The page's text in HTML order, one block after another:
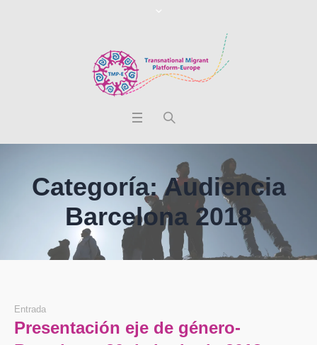
Categoría:Audiencia
Barcelona 2018
Entrada
Presentación eje de género-